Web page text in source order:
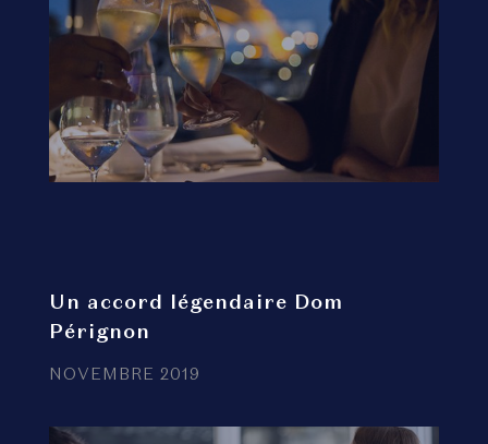
Un accord légendaire Dom
Pérignon
NOVEMBRE 2019